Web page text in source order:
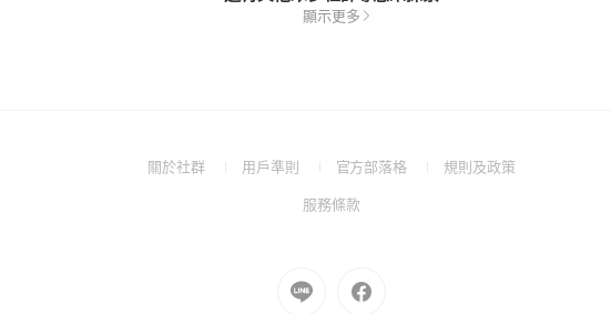
顯示更多
關於社群
(Open用戶準則
(Open
a
官方部落格
(Open規則及政策(Open
服務條款(Open
window)
Go
to
Go
to